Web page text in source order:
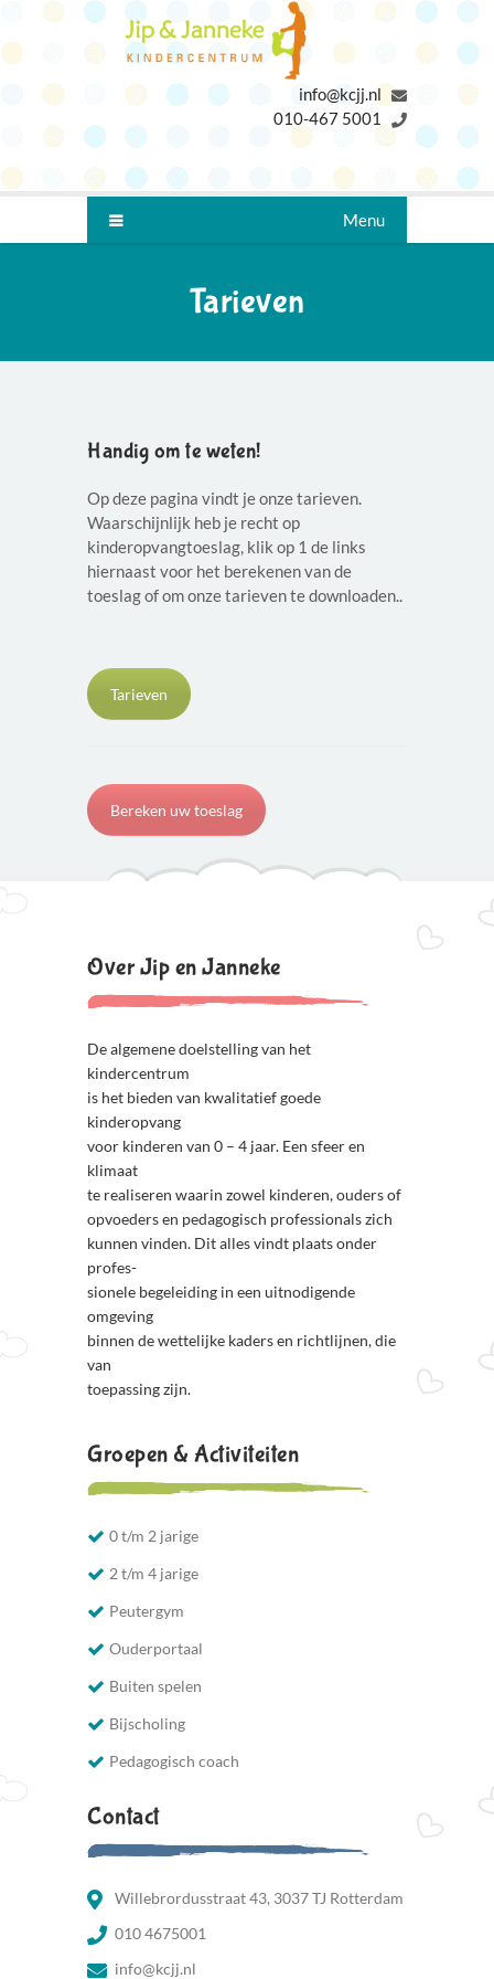
info@kcjj.nl
010-467 5001
Menu
Tarieven
Handig om te weten!
Op deze pagina vindt je onze tarieven.
Waarschijnlijk heb je recht op
kinderopvangtoeslag, klik op 1 de links
hiernaast voor het berekenen van de
toeslag of om onze tarieven te downloaden..
Tarieven
Bereken uw toeslag
Over Jip en Janneke
De algemene doelstelling van het
kindercentrum
is het bieden van kwalitatief goede
kinderopvang
voor kinderen van 0 – 4 jaar. Een sfeer en
klimaat
te realiseren waarin zowel kinderen, ouders of
opvoeders en pedagogisch professionals zich
kunnen vinden. Dit alles vindt plaats onder
profes-
sionele begeleiding in een uitnodigende
omgeving
binnen de wettelijke kaders en richtlijnen, die
van
toepassing zijn.
Groepen & Activiteiten
0 t/m 2 jarige
2 t/m 4 jarige
Peutergym
Ouderportaal
Buiten spelen
Bijscholing
Pedagogisch coach
Contact
Willebrordusstraat 43, 3037 TJ Rotterdam
010 4675001
info@kcjj.nl